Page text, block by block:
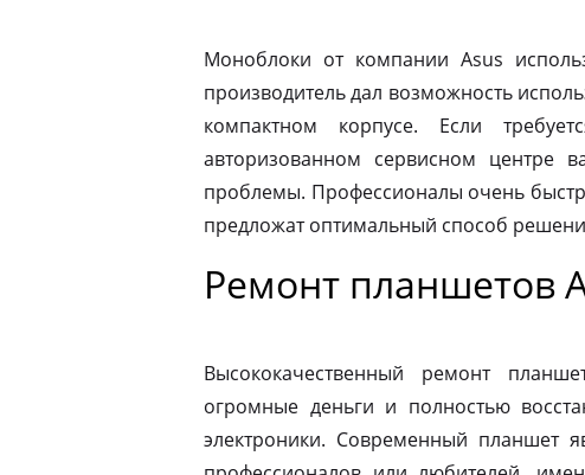
Моноблоки от компании Asus
производитель дал возможность
компактном корпусе. Если
авторизованном сервисном центре
проблемы. Профессионалы очень
предложат оптимальный способ
Ремонт планшетов
Высококачественный ремонт
огромные деньги и полностью
электроники. Современный планшет